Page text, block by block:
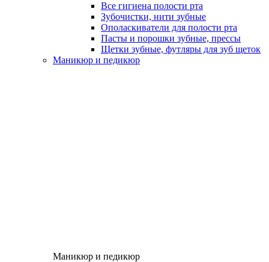
Все гигиена полости рта
Зубочистки, нити зубные
Ополаскиватели для полости рта
Пасты и порошки зубные, прессы
Щетки зубные, футляры для зуб щеток
Маникюр и педикюр
Маникюр и педикюр